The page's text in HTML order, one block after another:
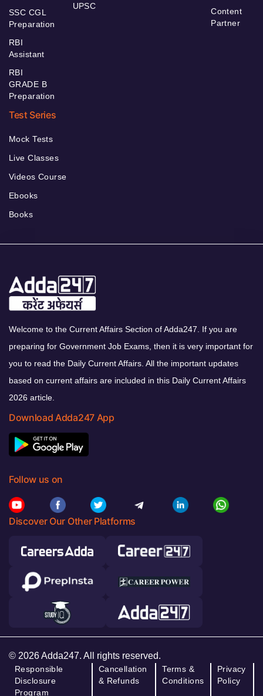
SSC CGL
Preparation
RBI
Assistant
RBI
GRADE B
Preparation
UPSC
Content
Partner
Test Series
Mock Tests
Live Classes
Videos Course
Ebooks
Books
Welcome to the Current Affairs Section of Adda247. If you are
preparing for Government Job Exams, then it is very important for
you to read the Daily Current Affairs. All the important updates
based on current affairs are included in this Daily Current Affairs
2026 article.
Download Adda247 App
Follow us on
Discover Our Other Platforms
© 2026 Adda247. All rights reserved.
Responsible
Disclosure
Program
Cancellation
& Refunds
Terms &
Conditions
Privacy
Policy